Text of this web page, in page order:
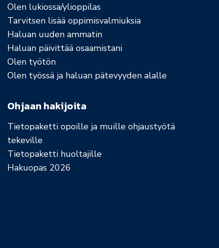
Olen lukiossa/ylioppilas
Tarvitsen lisää oppimisvalmiuksia
Haluan uuden ammatin
Haluan päivittää osaamistani
Olen työtön
Olen työssä ja haluan pätevyyden alalle
Ohjaan hakijoita
Tietopaketti opoille ja muille ohjaustyötä
tekeville
Tietopaketti huoltajille
Hakuopas 2026